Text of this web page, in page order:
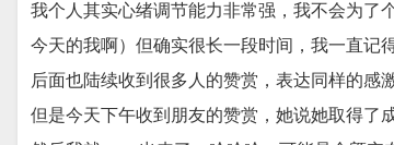
我个人其实心绪调节能力非常强，我不会为了
今天的我啊）但确实很长一段时间，我一直记
后面也陆续收到很多人的赞赏，表达同样的感
但是今天下午收到朋友的赞赏，她说她取得了